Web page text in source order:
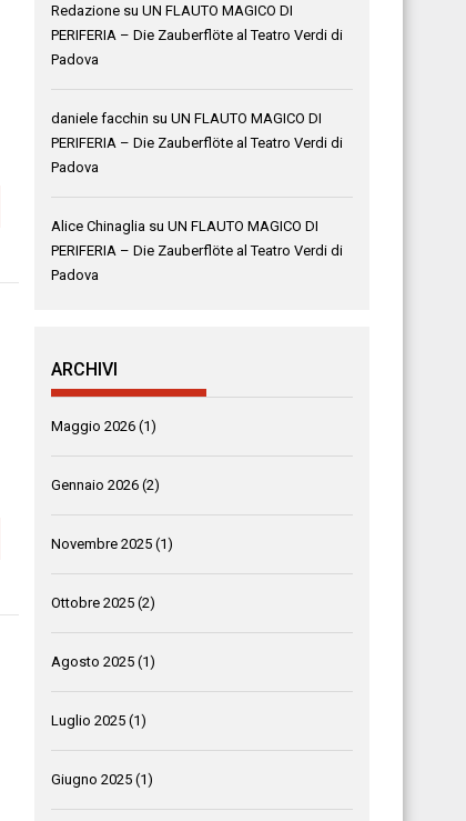
Redazione suUN FLAUTO MAGICO DI
PERIFERIA – Die Zauberflöte al Teatro Verdi di
Padova
daniele facchin suUN FLAUTO MAGICO DI
PERIFERIA – Die Zauberflöte al Teatro Verdi di
Padova
Alice Chinaglia suUN FLAUTO MAGICO DI
PERIFERIA – Die Zauberflöte al Teatro Verdi di
Padova
ARCHIVI
Maggio 2026 (1)
Gennaio 2026 (2)
Novembre 2025 (1)
Ottobre 2025 (2)
Agosto 2025 (1)
Luglio 2025 (1)
Giugno 2025 (1)